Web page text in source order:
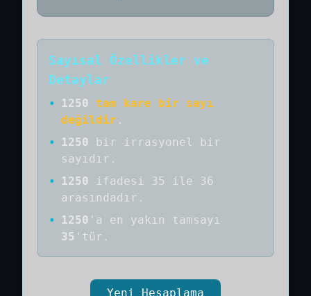
Sayısal Özellikler ve
Detaylar
• 1250
tam kare bir sayı
değildir .
•
1250 bir
irrasyonel bir
sayıdır .
•
1250
ifadesi 35 ile 36
arasındadır.
•
1250 'a en yakın tamsayı
35 'tür.
Yeni Hesaplama